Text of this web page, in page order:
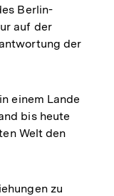
Berlin-
auf der
der
einem Lande
bis heute
Welt den
zu